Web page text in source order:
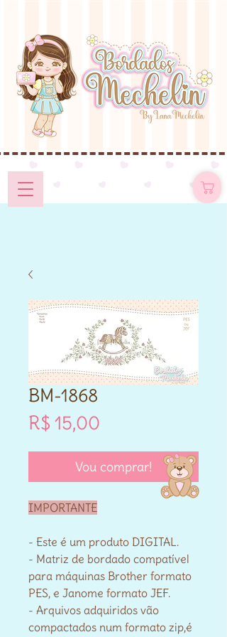
BM-1868
R$ 15,00
Vou comprar!
IMPORTANTE
- Este é um produto DIGITAL.
- Matriz de bordado compatível
para máquinas Brother formato
PES, e Janome formato JEF.
- Arquivos adquiridos vão
compactados num formato zip,é